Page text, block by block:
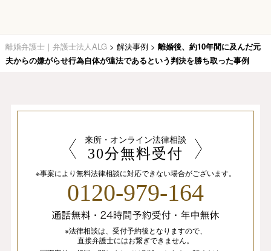
離婚弁護士｜弁護士法人ALG > 解決事例 > 離婚後、約10年間に及んだ元
夫からの嫌がらせ行為自体が違法であるという判決を勝ち取った事例
来所・オンライン法律相談
30分無料受付
※事案により無料法律相談に対応できない場合がございます。
0120-979-164
※法律相談は、 受付予約後となりますので、
直接弁護士にはお繋ぎできません。